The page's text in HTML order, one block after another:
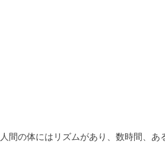
人間の体にはリズムがあり、数時間、